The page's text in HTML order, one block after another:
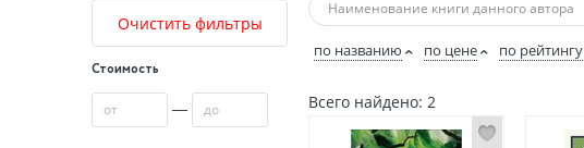
Очистить фильтры
Стоимость
—
по названию по цене по рейтингу
Всего найдено: 2